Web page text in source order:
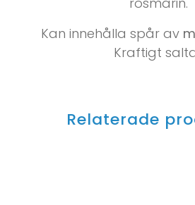
Kan innehålla spår av
Kraftigt
Relaterade